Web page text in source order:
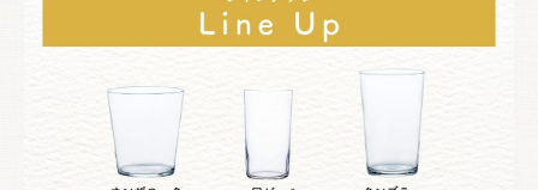
お買い物を続ける カートへ進む